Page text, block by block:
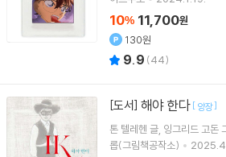
10% 11,700원
130원
9.9 (44)
[도서] 해야 한다 [ 양장]
톤 텔레헨 글 잉그리드 고돈
롭(그림책공작소)